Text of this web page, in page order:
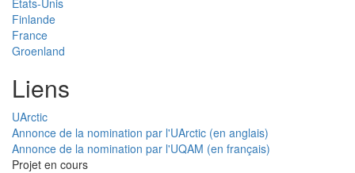
Finlande
France
Groenland
Liens
UArctic
Annonce de la nomination par l'UArctic (en anglais)
Annonce de la nomination par l'UQAM (en français)
Projet en cours